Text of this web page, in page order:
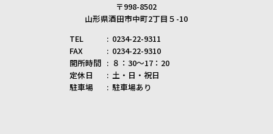
〒998-8502
山形県酒田市中町2丁目５-10
TEL
0234-22-9311
FAX
0234-22-9310
開所時間
８：30～17：20
定休日
土・日・祝日
駐車場
駐車場あり